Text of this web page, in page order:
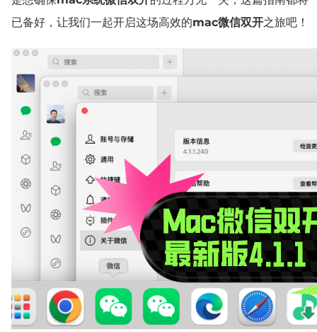
已备好，让我们一起开启这场高效的mac微信双开之旅吧！